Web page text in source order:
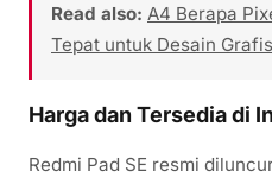
Read also: A4 Berapa
Tepat untuk Desain Grafis
Harga dan Tersedia di
Redmi Pad SE resmi